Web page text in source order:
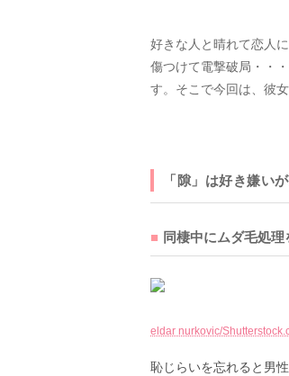
好きな人と晴れて恋人
傷つけて電撃破局・・
す。そこで今回は、彼
「隙」は好き嫌い
同棲中にムダ毛処
eldar nurkovic/
恥じらいを忘れると男